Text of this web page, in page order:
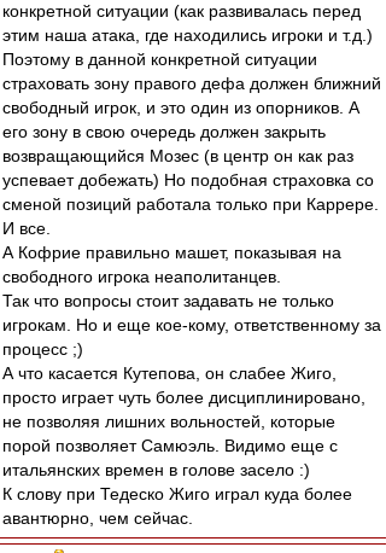
конкретной ситуации (как развивалась перед
этим наша атака, где находились игроки и т.д.)
Поэтому в данной конкретной ситуации
страховать зону правого дефа должен ближний
свободный игрок, и это один из опорников. А
его зону в свою очередь должен закрыть
возвращающийся Мозес (в центр он как раз
успевает добежать) Но подобная страховка со
сменой позиций работала только при Каррере.
И все.
А Кофрие правильно машет, показывая на
свободного игрока неаполитанцев.
Так что вопросы стоит задавать не только
игрокам. Но и еще кое-кому, ответственному за
процесс ;)
А что касается Кутепова, он слабее Жиго,
просто играет чуть более дисциплинировано,
не позволяя лишних вольностей, которые
порой позволяет Самюэль. Видимо еще с
итальянских времен в голове засело :)
К слову при Тедеско Жиго играл куда более
авантюрно, чем сейчас.